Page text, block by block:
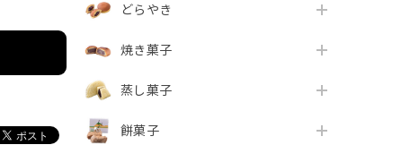
どらやき
焼き菓子
蒸し菓子
餅菓子